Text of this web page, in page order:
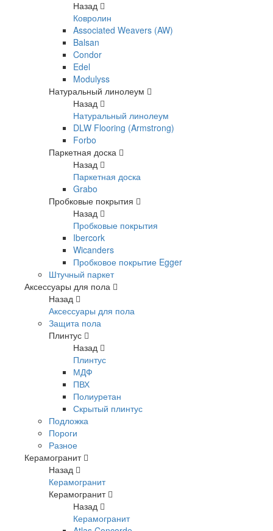
Назад
Ковролин
Associated Weavers (AW)
Balsan
Condor
Edel
Modulyss
Натуральный линолеум
Назад
Натуральный линолеум
DLW Flooring (Armstrong)
Forbo
Паркетная доска
Назад
Паркетная доска
Grabo
Пробковые покрытия
Назад
Пробковые покрытия
Ibercork
Wicanders
Пробковое покрытие Egger
Штучный паркет
Аксессуары для пола
Назад
Аксессуары для пола
Защита пола
Плинтус
Назад
Плинтус
МДФ
ПВХ
Полиуретан
Скрытый плинтус
Подложка
Пороги
Разное
Керамогранит
Назад
Керамогранит
Керамогранит
Назад
Керамогранит